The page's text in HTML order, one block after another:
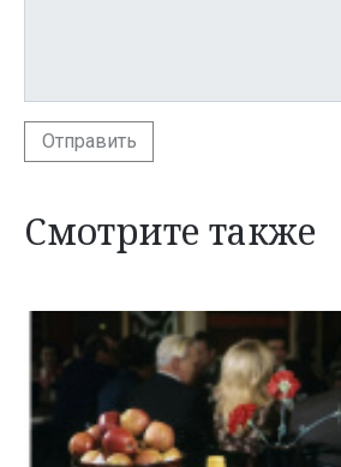
Отправить
Смотрите также